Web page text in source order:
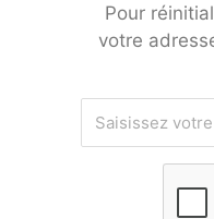
Pour
votre